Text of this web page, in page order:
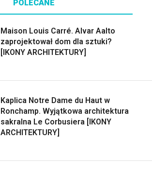
POLECANE
Maison Louis Carré. Alvar Aalto
zaprojektował dom dla sztuki?
[IKONY ARCHITEKTURY]
Kaplica Notre Dame du Haut w
Ronchamp. Wyjątkowa architektura
sakralna Le Corbusiera [IKONY
ARCHITEKTURY]